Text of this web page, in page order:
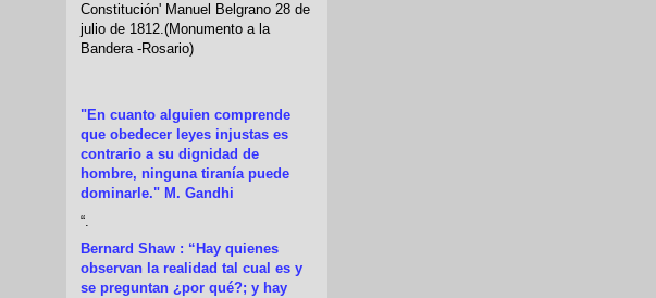
Constitución' Manuel Belgrano 28 de
julio de 1812.(Monumento a la
Bandera -Rosario)
"En cuanto alguien comprende
que obedecer leyes injustas es
contrario a su dignidad de
hombre, ninguna tiranía puede
dominarle." M. Gandhi
“.
Bernard Shaw : “Hay quienes
observan la realidad tal cual es y
se preguntan ¿por qué?; y hay